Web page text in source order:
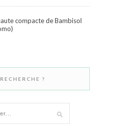
compacte de Bambisol
?